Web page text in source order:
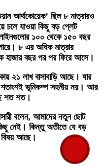
আর্থকোয়েক’ ছিল ৮ মাত্রারও
চলে যাওয়া কিছু বড় প্লেট
লাইনগুলোর ১০০ থেকে ১৫০ বছর
৮ এর অধিক মাত্রার
বছর পর পর ফিরে আসে।
২১ লাখ বাসাবাড়ি আছে। যার
ভূমিকম্প সহনীয় নয়। আর
শত শত।
বলেন, আমাদের নতুন ছোট
নেই। কিন্তু অতীতে যে বড়
বিষয় আছে।